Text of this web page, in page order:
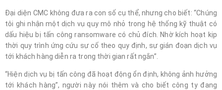
Đại diện CMC không đưa ra con số cụ thể, nhưng cho biết: “Chúng
tôi ghi nhận một dịch vụ quy mô nhỏ trong hệ thống kỹ thuật có
dấu hiệu bị tấn công ransomware có chủ đích. Nhờ kích hoạt kịp
thời quy trình ứng cứu sự cố theo quy định, sự gián đoạn dịch vụ
tới khách hàng diễn ra trong thời gian rất ngắn”.
“Hiện dịch vụ bị tấn công đã hoạt động ổn định, không ảnh hưởng
tới khách hàng”, người này nói thêm và cho biết công ty đang